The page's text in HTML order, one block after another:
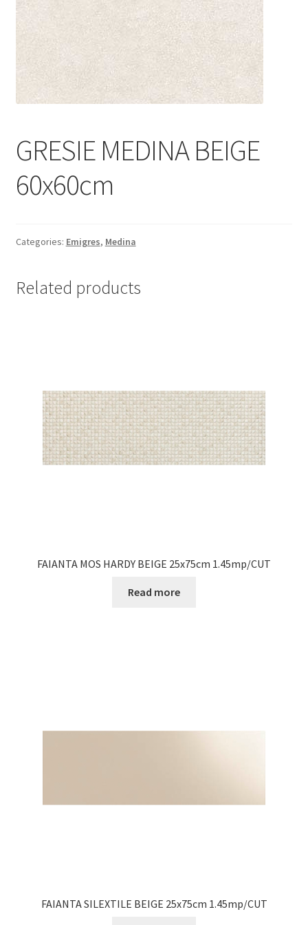
Informatii
Plata si Livrare
Politică de confidențialitate
Termeni si conditii
Magazin
GRESIE MEDINA BEIGE
60x60cm
Categories: Emigres, Medina
Related products
FAIANTA MOS HARDY BEIGE 25x75cm 1.45mp/CUT
Read more
FAIANTA SILEXTILE BEIGE 25x75cm 1.45mp/CUT